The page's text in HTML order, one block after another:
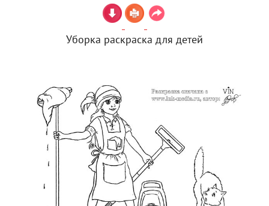
Уборка раскраска для детей